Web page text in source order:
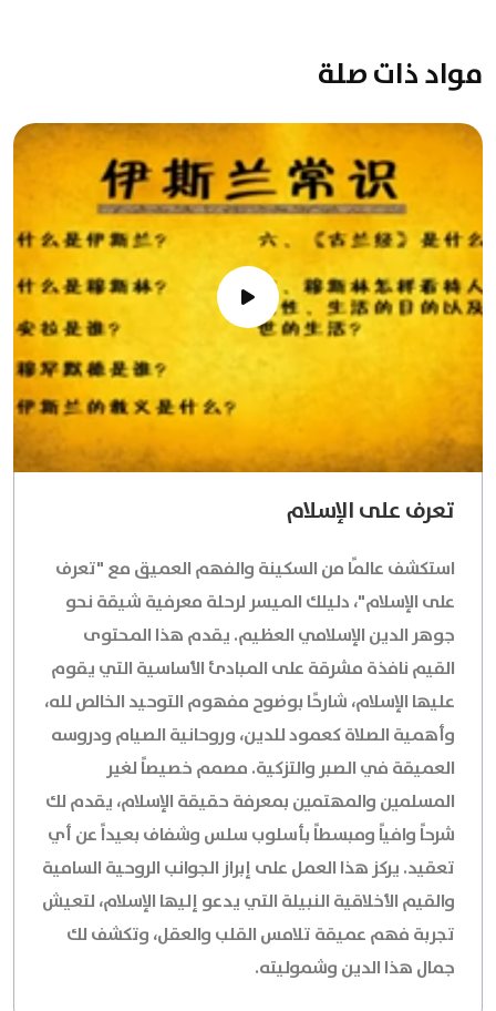
مواد ذات صلة
تعرف على الإسلام
استكشف عالمًا من السكينة والفهم العميق مع "تعرف
على الإسلام"، دليلك الميسر لرحلة معرفية شيقة نحو
جوهر الدين الإسلامي العظيم. يقدم هذا المحتوى
القيم نافذة مشرقة على المبادئ الأساسية التي يقوم
عليها الإسلام، شارحًا بوضوح مفهوم التوحيد الخالص لله،
وأهمية الصلاة كعمود للدين، وروحانية الصيام ودروسه
العميقة في الصبر والتزكية. مصمم خصيصاً لغير
المسلمين والمهتمين بمعرفة حقيقة الإسلام، يقدم لك
شرحاً وافياً ومبسطاً بأسلوب سلس وشفاف بعيداً عن أي
تعقيد. يركز هذا العمل على إبراز الجوانب الروحية السامية
والقيم الأخلاقية النبيلة التي يدعو إليها الإسلام، لتعيش
تجربة فهم عميقة تلامس القلب والعقل، وتكشف لك
جمال هذا الدين وشموليته.